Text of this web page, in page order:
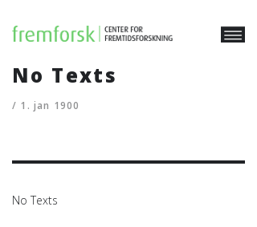
No Texts
/ 1. jan 1900
No Texts